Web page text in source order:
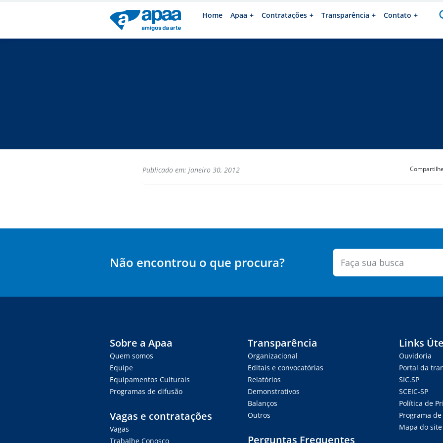
Home Apaa Contratações Transparência Contato
Publicado em: janeiro 30, 2012
Não encontrou o que procura?
Sobre a Apaa
Quem somos
Equipe
Equipamentos Culturais
Programas de difusão
Vagas e contratações
Vagas
Trabalhe Conosco
Transparência
Organizacional
Editais e convocatórias
Relatórios
Demonstrativos
Balanços
Outros
Perguntas Frequentes
Links
Ouvidoria
Portal da
SIC.SP
SCEIC-SP
Política de
Programa
Mapa do site